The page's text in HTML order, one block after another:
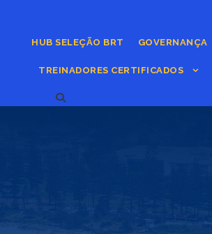
HUB SELEÇÃO BRT GOVERNANÇA
TREINADORES CERTIFICADOS